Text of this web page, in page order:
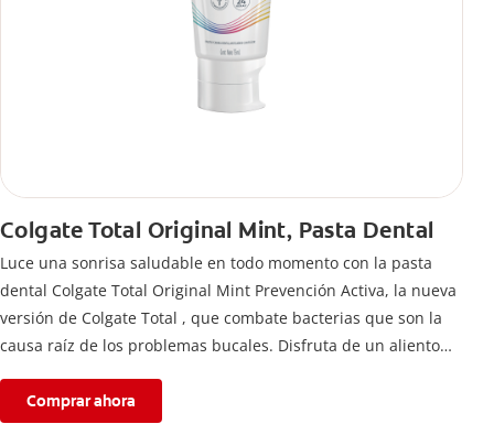
Colgate Total Original Mint, Pasta Dental
Luce una sonrisa saludable en todo momento con la pasta
dental Colgate Total Original Mint Prevención Activa, la nueva
versión de Colgate Total , que combate bacterias que son la
causa raíz de los problemas bucales. Disfruta de un aliento
fórmula con desempeño superior**** de la pasta de dientes
Colgate Total que te ofrece 24 horas** de protección
Comprar ahora